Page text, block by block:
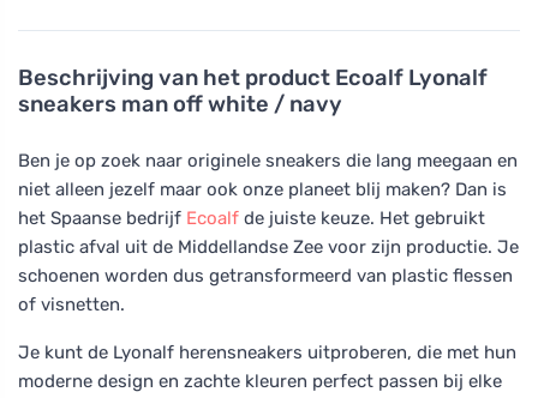
Beschrijving van het product Ecoalf Lyonalf
sneakers man off white / navy
Ben je op zoek naar originele sneakers die lang meegaan en
niet alleen jezelf maar ook onze planeet blij maken? Dan is
het Spaanse bedrijf Ecoalf de juiste keuze. Het gebruikt
plastic afval uit de Middellandse Zee voor zijn productie. Je
schoenen worden dus getransformeerd van plastic flessen
of visnetten.
Je kunt de Lyonalf herensneakers uitproberen, die met hun
moderne design en zachte kleuren perfect passen bij elke